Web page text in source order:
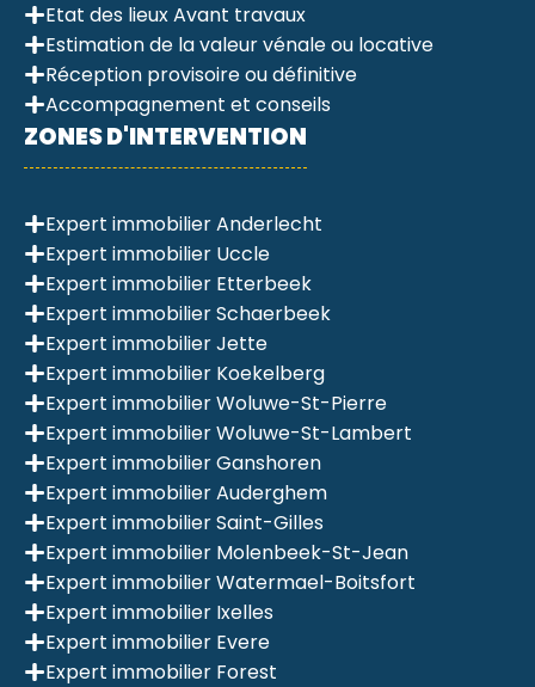
Etat des lieux Avant travaux
Estimation de la valeur vénale ou locative
Réception provisoire ou définitive
Accompagnement et conseils
ZONES D'INTERVENTION
Expert immobilier Anderlecht
Expert immobilier Uccle
Expert immobilier Etterbeek
Expert immobilier Schaerbeek
Expert immobilier Jette
Expert immobilier Koekelberg
Expert immobilier Woluwe-St-Pierre
Expert immobilier Woluwe-St-Lambert
Expert immobilier Ganshoren
Expert immobilier Auderghem
Expert immobilier Saint-Gilles
Expert immobilier Molenbeek-St-Jean
Expert immobilier Watermael-Boitsfort
Expert immobilier Ixelles
Expert immobilier Evere
Expert immobilier Forest